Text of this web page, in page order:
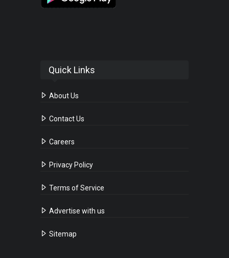
Quick Links
About Us
Contact Us
Careers
Privacy Policy
Terms of Service
Advertise with us
Sitemap